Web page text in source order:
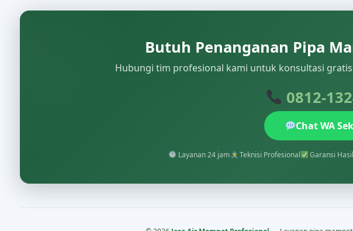
Butuh Penanganan Pipa
Hubungi tim profesional kami untuk konsultasi
0812-
Chat WA
Layanan 24 jam Teknisi Profesional Garansi Hasil